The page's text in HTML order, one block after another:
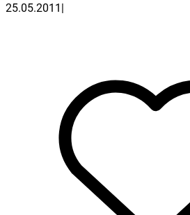
25.05.2011 |